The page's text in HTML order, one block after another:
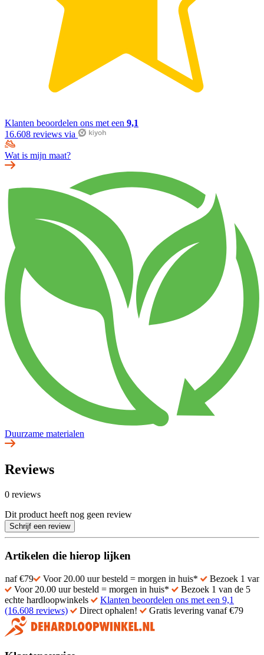
Klanten beoordelen ons met een 9,1
16.608 reviews via
Wat is mijn maat?
Duurzame materialen
Reviews
0 reviews
Dit product heeft nog geen review
Schrijf een review
Artikelen die hierop lijken
Voor 20.00 uur besteld = morgen in huis*
Bezoek 1 van de 5
Voor 20.00 uur besteld = morgen in huis*
Bezoek 1 van de 5
echte hardloopwinkels
Klanten beoordelen ons met een 9,1
(16.608 reviews)
Direct ophalen! Gratis levering vanaf €79